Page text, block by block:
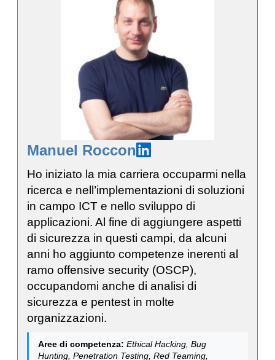
Manuel Roccon
Ho iniziato la mia carriera occuparmi nella
ricerca e nell’implementazioni di soluzioni
in campo ICT e nello sviluppo di
applicazioni. Al fine di aggiungere aspetti
di sicurezza in questi campi, da alcuni
anni ho aggiunto competenze inerenti al
ramo offensive security (OSCP),
occupandomi anche di analisi di
sicurezza e pentest in molte
organizzazioni.
Aree di competenza: Ethical Hacking, Bug
Hunting, Penetration Testing, Red Teaming,